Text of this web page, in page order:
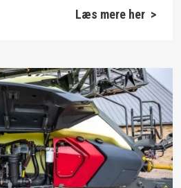
Læs mere her >